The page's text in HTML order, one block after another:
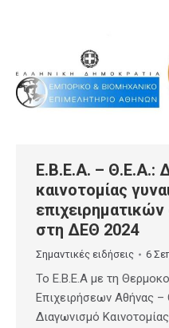
E.B.E.A. – Θ.Ε.Α.:
καινοτομίας
στη ΔΕΘ 2024
Σημαντικές ειδήσεις 6
Το Ε.Β.Ε.Α με τη
Επιχειρήσεων Αθήνας –
Διαγωνισμό